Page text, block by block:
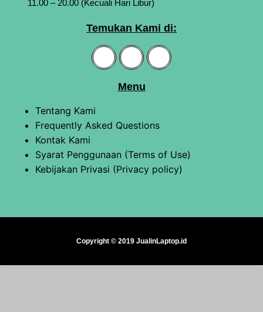
11.00 – 20.00 (Kecuali Hari Libur)
Temukan Kami di:
Menu
Tentang Kami
Frequently Asked Questions
Kontak Kami
Syarat Penggunaan (Terms of Use)
Kebijakan Privasi (Privacy policy)
Copyright © 2019 JualinLaptop.id